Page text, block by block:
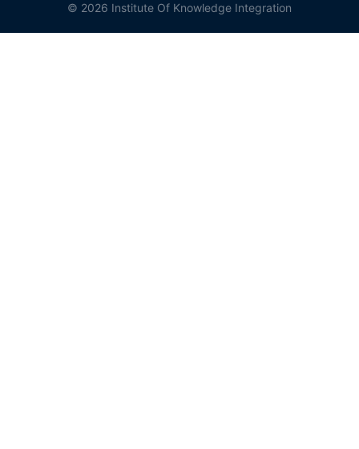
© 2026 Institute Of Knowledge Integration